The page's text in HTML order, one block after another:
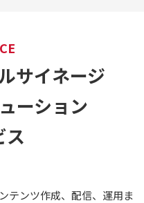
サイネージ
ーション
ス
テンツ作成、配信、運用ま